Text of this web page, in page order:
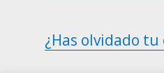
¿Has olvidado tu